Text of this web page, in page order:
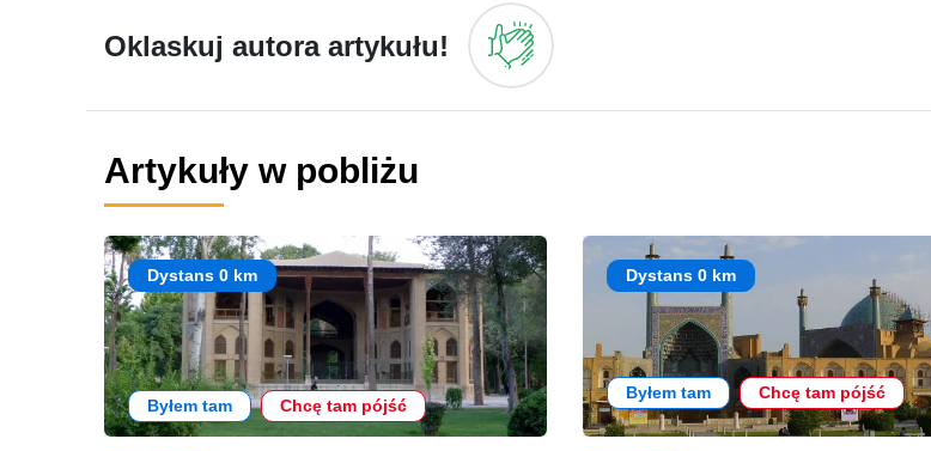
Oklaskuj autora artykułu!
Artykuły w pobliżu
Dystans 0 km
Byłem tam Chcę tam pójść
Dystans 0 km
Byłem tam Chcę tam pójść